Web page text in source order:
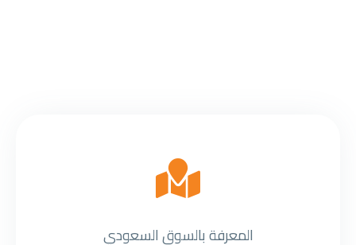
المعرفة بالسوق السعودي